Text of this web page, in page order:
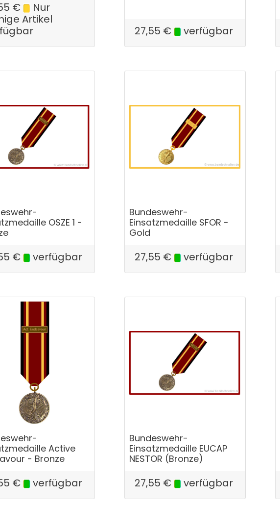
€
Nur
Artikel
27,55 € verfügbar
OSZE 1 -
€ verfügbar
Bundeswehr-
Einsatzmedaille SFOR -
Gold
27,55 € verfügbar
Active
- Bronze
€ verfügbar
Bundeswehr-
Einsatzmedaille EUCAP
NESTOR (Bronze)
27,55 € verfügbar